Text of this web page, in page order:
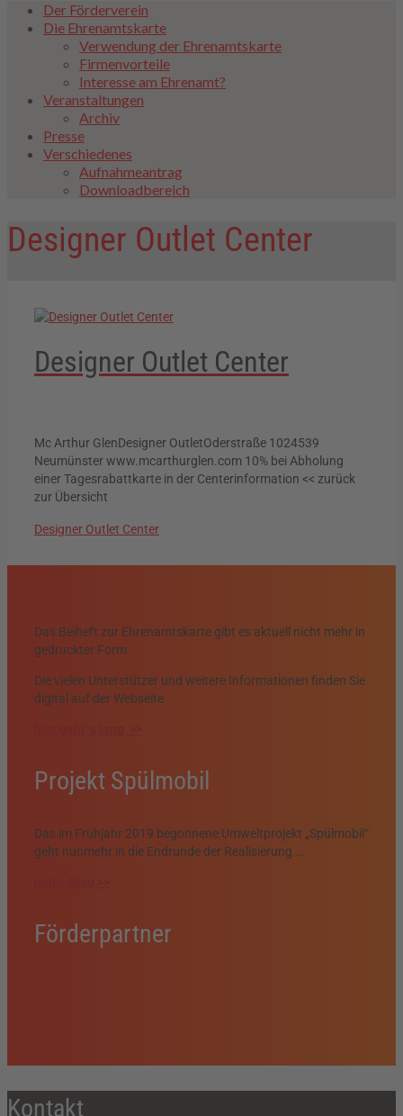
Der Förderverein
Die Ehrenamtskarte
Verwendung der Ehrenamtskarte
Firmenvorteile
Interesse am Ehrenamt?
Veranstaltungen
Archiv
Presse
Verschiedenes
Aufnahmeantrag
Downloadbereich
Designer Outlet Center
Designer Outlet Center
Mc Arthur GlenDesigner OutletOderstraße 1024539
Neumünster www.mcarthurglen.com 10% bei Abholung
einer Tagesrabattkarte in der Centerinformation << zurück
zur Übersicht
Designer Outlet Center
Das Beiheft zur Ehrenamtskarte gibt es aktuell nicht mehr in
gedruckter Form.
Die vielen Unterstützer und weitere Informationen finden Sie
digital auf der Webseite
Projekt Spülmobil
Das im Frühjahr 2019 begonnene Umweltprojekt „Spülmobil“
geht nunmehr in die Endrunde der Realisierung …
Förderpartner
Kontakt